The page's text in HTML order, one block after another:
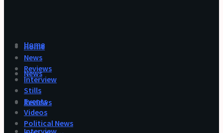
Home
News
Reviews
Interview
Home
News
Reviews
Interview
Stills
Events
Videos
Political News